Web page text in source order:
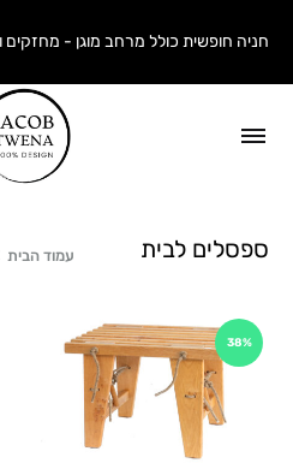
חניה חופשית כולל מרחב מוגן -
ספסלים לבית עמוד הבית
38%